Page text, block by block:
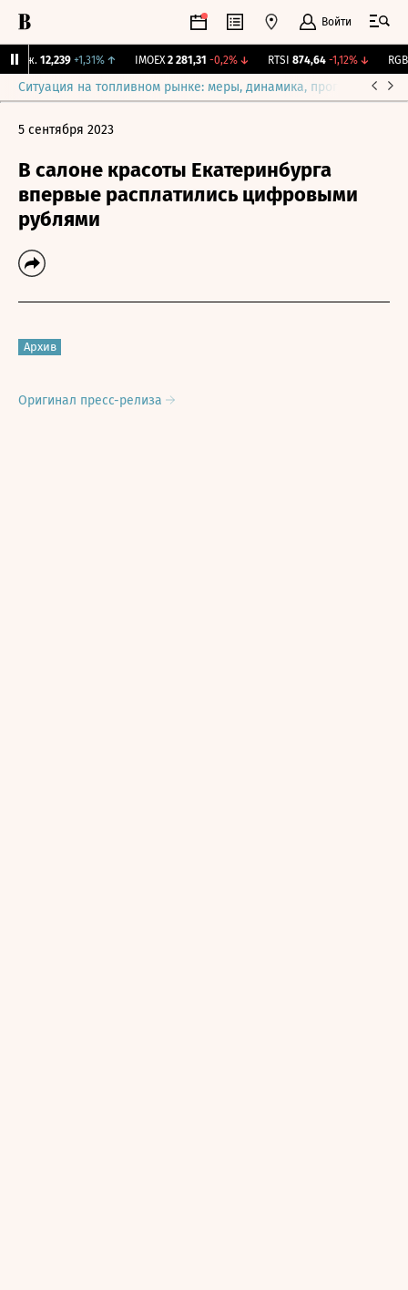
Войти
12,239 +1,31% ↑ IMOEX 2 281,31 -0,2%↓ RTSI 874,64 -1,12%↓ RGBI
Ситуация на топливном рынке: меры, динамика, прогнозы
5 сентября 2023
В салоне красоты Екатеринбурга
впервые расплатились цифровыми
рублями
Архив
Оригинал пресс-релиза